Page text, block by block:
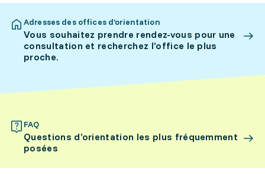
Adresses des offices d’orientation
Vous souhaitez prendre rendez-vous pour une
consultation et recherchez l’office le plus
proche.
FAQ
Questions d’orientation les plus fréquemment
posées